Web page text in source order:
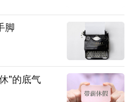
脚
"的底气